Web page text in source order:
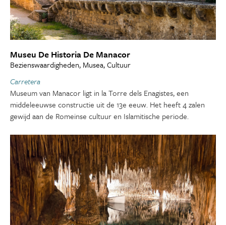
Museu De Historia De Manacor
Bezienswaardigheden, Musea, Cultuur
Carretera
Museum van Manacor ligt in la Torre dels Enagistes, een
middeleeuwse constructie uit de 13e eeuw. Het heeft 4 zalen
gewijd aan de Romeinse cultuur en Islamitische periode.